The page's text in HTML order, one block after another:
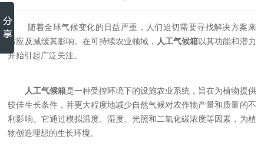
随着全球气候变化的日益严重，人们迫切需要寻找解决方案来
适应及减缓其影响。在可持续农业领域， 人工气候箱以其功能和潜力
开始引起广泛关注。
人工气候箱是一种受控环境下的设施农业系统，旨在为植物提供
较佳生长条件，并更大程度地减少自然气候对农作物产量和质量的不
利影响。它通过模拟温度、湿度、光照和二氧化碳浓度等因素，为植
物创造理想的生长环境。